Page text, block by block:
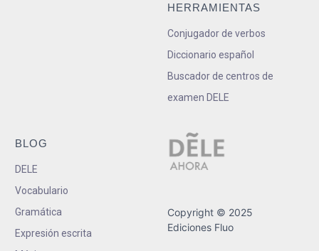
HERRAMIENTAS
Conjugador de verbos
Diccionario español
Buscador de centros de
examen DELE
BLOG
DELE
Vocabulario
Gramática
Expresión escrita
Copyright © 2025
Ediciones Fluo